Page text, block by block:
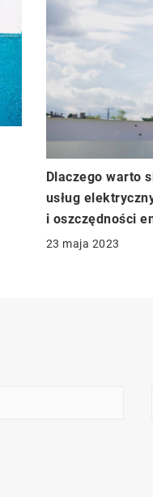
Dlaczego warto
usług
i oszczędności
23 maja 2023